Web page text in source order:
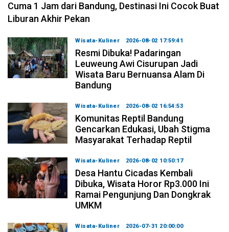
Cuma 1 Jam dari Bandung, Destinasi Ini Cocok Buat
Liburan Akhir Pekan
Wisata-Kuliner 2026-08-02 17:59:41
Resmi Dibuka! Padaringan
Leuweung Awi Cisurupan Jadi
Wisata Baru Bernuansa Alam Di
Bandung
Wisata-Kuliner 2026-08-02 16:54:53
Komunitas Reptil Bandung
Gencarkan Edukasi, Ubah Stigma
Masyarakat Terhadap Reptil
Wisata-Kuliner 2026-08-02 10:50:17
Desa Hantu Cicadas Kembali
Dibuka, Wisata Horor Rp3.000 Ini
Ramai Pengunjung Dan Dongkrak
UMKM
Wisata-Kuliner 2026-07-31 20:00:00